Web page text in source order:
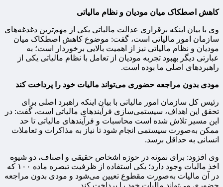
کاهش اصطکاک میان مودیان و نظام مالیاتی
وی با بیان اینکه برقراری عدالت مالیاتی یکی از مهم‌ترین دغدغه‌های
سازمان امور مالیاتی است، گفت: موضوع کاهش اصطکاک میان
مودیان و نظام مالیاتی نیز از اهمیت بالایی برخوردار است؛ به
عبارتی دیگر بهبود تجربه مودیان از تعامل با نظام مالیاتی یکی از
راهبردهای اصلی ما بوده است.
مودی بدون مراجعه حضوری می‌تواند مالیات خود را پرداخت کند
رئیس کل سازمان امور مالیاتی با بیان اینکه راهبرد اصلی برای
تحقق این اهداف، سیستمی‌سازی فرآیندهای مالیاتی است، گفت: در
این مسیر تلاش شده است محاسبات و فرآیندهای مالیاتی تا حد
ممکن به‌صورت سیستمی انجام شود تا نیاز به مذاکرات و تعاملات
انسانی به حداقل برسد.
وی افزود: برای نمونه در حوزه اشخاص حقیقی و اصناف، دو شیوه
اخذ مالیات وجود دارد؛ یکی استفاده از ظرفیت تبصره ماده ۱۰۰ که
در آن مالیات به‌صورت مقطوع تعیین می‌شود و مودی بدون مراجعه